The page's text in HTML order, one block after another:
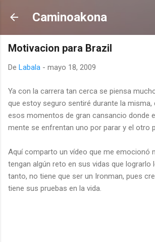
Ir al contenido principal
Caminoakona
Motivacion para Brazil
De Labala - mayo 18, 2009
Ya con la carrera tan cerca se piensa
que estoy seguro sentiré durante la misma,
esos momentos de gran cansancio donde
mente se enfrentan uno por parar y el otro
Aquí comparto un vídeo que me emocionó
tengan algún reto en sus vidas que lograrlo
tanto, no tiene que ser un Ironman, pues
tiene sus pruebas en la vida.